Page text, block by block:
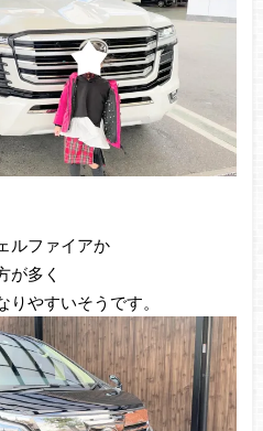
ルファイアか
が多く
やすいそうです。